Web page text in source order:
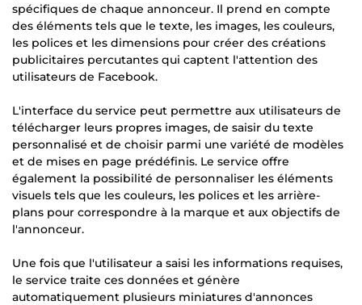
spécifiques de chaque annonceur. Il prend en compte
des éléments tels que le texte, les images, les couleurs,
les polices et les dimensions pour créer des créations
publicitaires percutantes qui captent l'attention des
utilisateurs de Facebook.
L'interface du service peut permettre aux utilisateurs de
télécharger leurs propres images, de saisir du texte
personnalisé et de choisir parmi une variété de modèles
et de mises en page prédéfinis. Le service offre
également la possibilité de personnaliser les éléments
visuels tels que les couleurs, les polices et les arrière-
plans pour correspondre à la marque et aux objectifs de
l'annonceur.
Une fois que l'utilisateur a saisi les informations requises,
le service traite ces données et génère
automatiquement plusieurs miniatures d'annonces